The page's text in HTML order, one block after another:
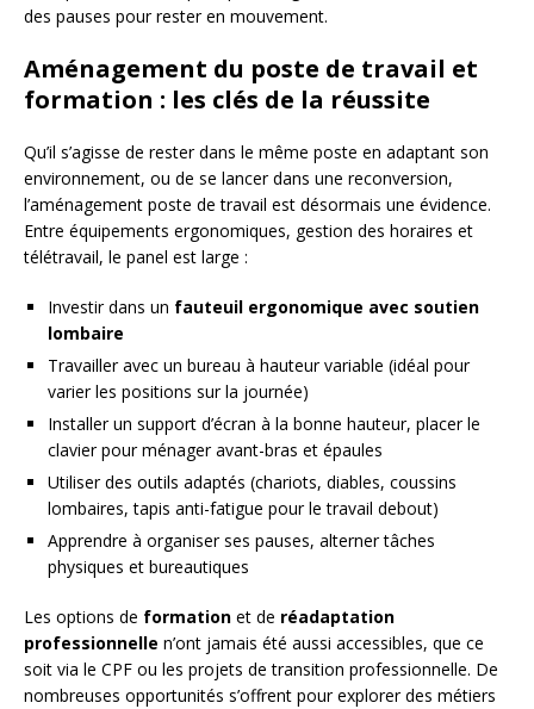
des pauses pour rester en mouvement.
Aménagement du poste de travail et
formation : les clés de la réussite
Qu’il s’agisse de rester dans le même poste en adaptant son
environnement, ou de se lancer dans une reconversion,
l’aménagement poste de travail est désormais une évidence.
Entre équipements ergonomiques, gestion des horaires et
télétravail, le panel est large :
Investir dans un fauteuil ergonomique avec soutien
lombaire
Travailler avec un bureau à hauteur variable (idéal pour
varier les positions sur la journée)
Installer un support d’écran à la bonne hauteur, placer le
clavier pour ménager avant-bras et épaules
Utiliser des outils adaptés (chariots, diables, coussins
lombaires, tapis anti-fatigue pour le travail debout)
Apprendre à organiser ses pauses, alterner tâches
physiques et bureautiques
Les options de formation et de réadaptation
professionnelle n’ont jamais été aussi accessibles, que ce
soit via le CPF ou les projets de transition professionnelle. De
nombreuses opportunités s’offrent pour explorer des métiers